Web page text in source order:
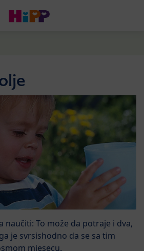
naučiti: To može da potraje i dva,
je svrsishodno da se sa tim
mjesecu.